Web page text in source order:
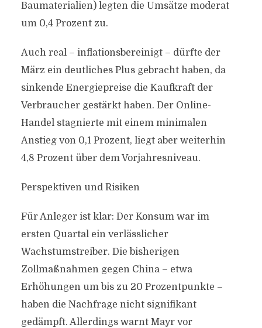
Baumaterialien) legten die Umsätze moderat
um 0,4 Prozent zu.
Auch real – inflationsbereinigt – dürfte der
März ein deutliches Plus gebracht haben, da
sinkende Energiepreise die Kaufkraft der
Verbraucher gestärkt haben. Der Online-
Handel stagnierte mit einem minimalen
Anstieg von 0,1 Prozent, liegt aber weiterhin
4,8 Prozent über dem Vorjahresniveau.
Perspektiven und Risiken
Für Anleger ist klar: Der Konsum war im
ersten Quartal ein verlässlicher
Wachstumstreiber. Die bisherigen
Zollmaßnahmen gegen China – etwa
Erhöhungen um bis zu 20 Prozentpunkte –
haben die Nachfrage nicht signifikant
gedämpft. Allerdings warnt Mayr vor